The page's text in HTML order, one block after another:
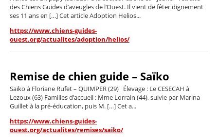
des Chiens Guides d’aveugles de l’Ouest. Il vient de fêter dignement
ses 11 ans en […] Cet article Adoption Helios...
https://www.chiens-guides-
ouest.org/actualites/adoption/helios/
Remise de chien guide – Saïko
Saïko à Floriane Rufet – QUIMPER (29) Élevage : Le CESECAH à
Lezoux (63) Familles d’accueil : Mme Lorrain (44), suivie par Marina
Guillet à la pré-éducation, puis M. […] Cet a...
https://www.chiens-guides-
ouest.org/actualites/remises/saiko/